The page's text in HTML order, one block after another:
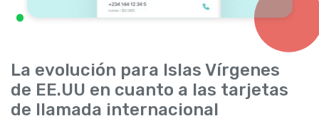
La evolución para Islas Vírgenes
de EE.UU en cuanto a las tarjetas
de llamada internacional